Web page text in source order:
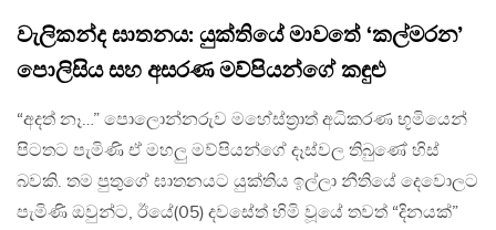
වැලිකන්ද ඝාතනය: යුක්තියේ මාවතේ ‘කල්මරන’
පොලිසිය සහ අසරණ මව්පියන්ගේ කඳුළු
“අදත් නෑ…” පොලොන්නරුව මහේස්ත්‍රාත් අධිකරණ භූමියෙන්
පිටතට පැමිණි ඒ මහලු මව්පියන්ගේ දෑස්වල තිබුණේ හිස්
බවකි. තම පුතුගේ ඝාතනයට යුක්තිය ඉල්ලා නීතියේ දෙවොලට
පැමිණි ඔවුන්ට, ඊයේ(05) දවසේත් හිමි වූයේ තවත් “දිනයක්”